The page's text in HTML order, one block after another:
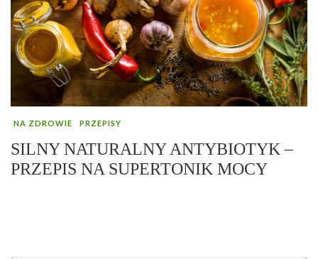
NA ZDROWIE PRZEPISY
SILNY NATURALNY ANTYBIOTYK –
PRZEPIS NA SUPERTONIK MOCY